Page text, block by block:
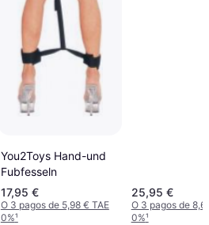
You2Toys Hand-und
Fubfesseln
17,95 €
O 3 pagos de 5,98 € TAE
0%¹
25,95 €
O 3 pagos de
0%¹